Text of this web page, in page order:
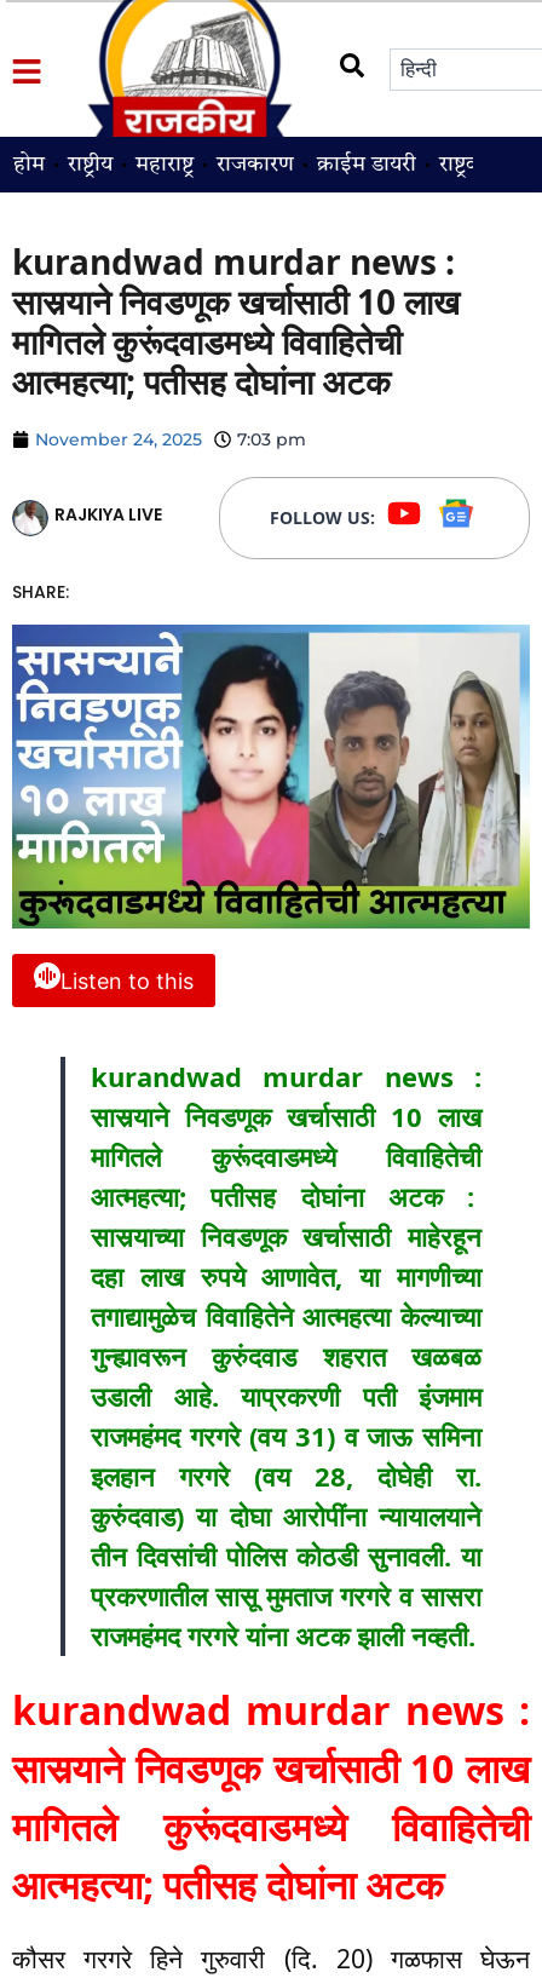
होम राष्ट्रीय महाराष्ट्र राजकारण क्राईम डायरी राष्ट्रवादी
kurandwad murdar news :
सासर्‍याने निवडणूक खर्चासाठी 10 लाख
मागितले कुरूंदवाडमध्ये विवाहितेची
आत्महत्या; पतीसह दोघांना अटक
November 24, 2025 7:03 pm
RAJKIYA LIVE FOLLOW US:
SHARE:
Listen to this
kurandwad murdar news :
सासर्‍याने निवडणूक खर्चासाठी 10 लाख
मागितले कुरूंदवाडमध्ये विवाहितेची
आत्महत्या; पतीसह दोघांना अटक :
सासर्‍याच्या निवडणूक खर्चासाठी माहेरहून
दहा लाख रुपये आणावेत, या मागणीच्या
तगाद्यामुळेच विवाहितेने आत्महत्या केल्याच्या
गुन्ह्यावरून कुरुंदवाड शहरात खळबळ
उडाली आहे. याप्रकरणी पती इंजमाम
राजमहंमद गरगरे (वय 31) व जाऊ समिना
इलहान गरगरे (वय 28, दोघेही रा.
कुरुंदवाड) या दोघा आरोपींना न्यायालयाने
तीन दिवसांची पोलिस कोठडी सुनावली. या
प्रकरणातील सासू मुमताज गरगरे व सासरा
राजमहंमद गरगरे यांना अटक झाली नव्हती.
kurandwad murdar news :
सासर्‍याने निवडणूक खर्चासाठी 10 लाख
मागितले कुरूंदवाडमध्ये विवाहितेची
आत्महत्या; पतीसह दोघांना अटक
कौसर गरगरे हिने गुरुवारी (दि. 20) गळफास घेऊन